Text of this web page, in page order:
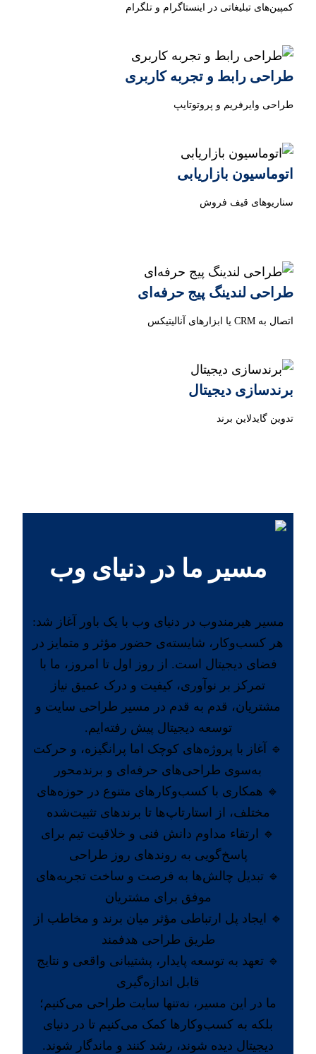
کمپین‌های تبلیغاتی در اینستاگرام و تلگرام
طراحی رابط و تجربه کاربری
طراحی وایرفریم و پروتوتایپ
اتوماسیون بازاریابی
سناریوهای قیف فروش
طراحی لندینگ پیج حرفه‌ای
اتصال به CRM یا ابزارهای آنالیتیکس
برندسازی دیجیتال
تدوین گایدلاین برند
مسیر ما در دنیای وب
مسیر هیرمندوب در دنیای وب با یک باور آغاز شد:
هر کسب‌وکار، شایسته‌ی حضور مؤثر و متمایز در
فضای دیجیتال است. از روز اول تا امروز، ما با
تمرکز بر نوآوری، کیفیت و درک عمیق نیاز
مشتریان، قدم به قدم در مسیر طراحی سایت و
توسعه دیجیتال پیش رفته‌ایم.
🔹 آغاز با پروژه‌های کوچک اما پرانگیزه، و حرکت
به‌سوی طراحی‌های حرفه‌ای و برندمحور
🔹 همکاری با کسب‌وکارهای متنوع در حوزه‌های
مختلف، از استارتاپ‌ها تا برندهای تثبیت‌شده
🔹 ارتقاء مداوم دانش فنی و خلاقیت تیم برای
پاسخ‌گویی به روندهای روز طراحی
🔹 تبدیل چالش‌ها به فرصت و ساخت تجربه‌های
موفق برای مشتریان
🔹 ایجاد پل ارتباطی مؤثر میان برند و مخاطب از
طریق طراحی هدفمند
🔹 تعهد به توسعه پایدار، پشتیبانی واقعی و نتایج
قابل اندازه‌گیری
ما در این مسیر، نه‌تنها سایت طراحی می‌کنیم؛
بلکه به کسب‌وکارها کمک می‌کنیم تا در دنیای
دیجیتال دیده شوند، رشد کنند و ماندگار شوند.